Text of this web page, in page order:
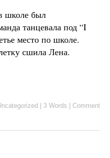
школе был
танцевала под “I
место по школе.
сшила Лена.
3 Words Comment